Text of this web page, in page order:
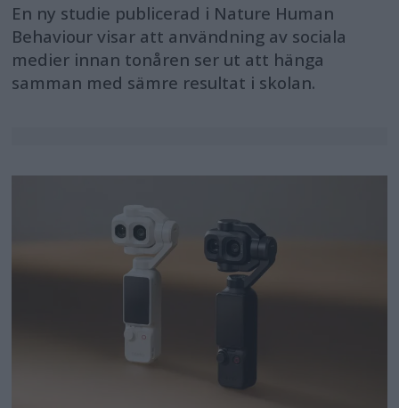
En ny studie publicerad i Nature Human
Behaviour visar att användning av sociala
medier innan tonåren ser ut att hänga
samman med sämre resultat i skolan.